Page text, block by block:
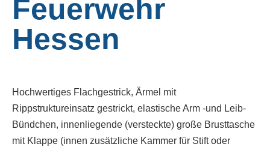
Feuerwehr
Hessen
Hochwertiges Flachgestrick, Ärmel mit
Rippstruktureinsatz gestrickt, elastische Arm -und Leib-
Bündchen, innenliegende (versteckte) große Brusttasche
mit Klappe (innen zusätzliche Kammer für Stift oder